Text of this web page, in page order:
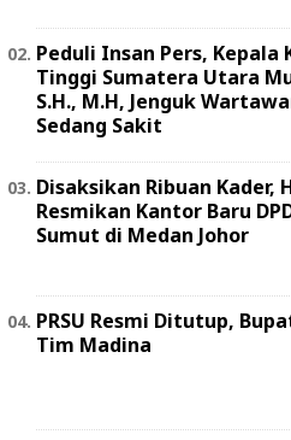
Peduli Insan Pers, Kepala
Tinggi Sumatera Utara
S.H., M.H, Jenguk
Sedang Sakit
Disaksikan Ribuan Kader,
Resmikan Kantor Baru
Sumut di Medan Johor
PRSU Resmi Ditutup,
Tim Madina